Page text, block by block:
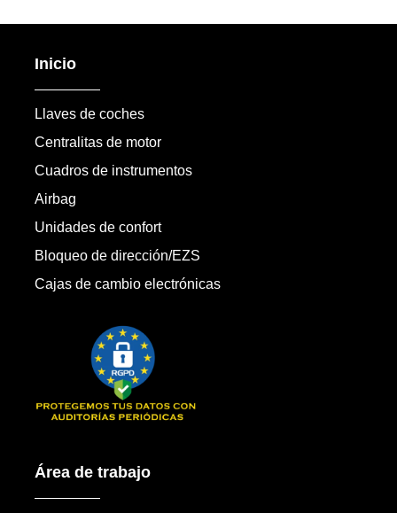
Inicio
Llaves de coches
Centralitas de motor
Cuadros de instrumentos
Airbag
Unidades de confort
Bloqueo de dirección/EZS
Cajas de cambio electrónicas
Área de trabajo